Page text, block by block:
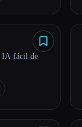
IA fácil de